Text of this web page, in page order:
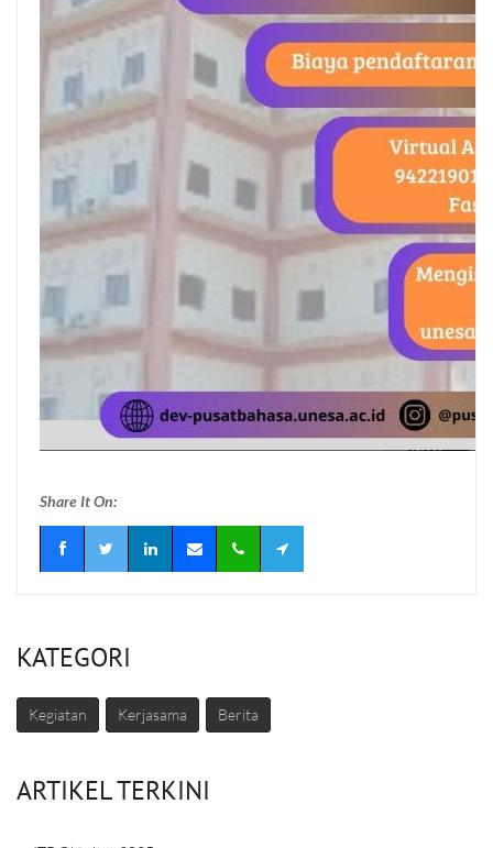
Share It On:
KATEGORI
Kegiatan Kerjasama Berita
ARTIKEL TERKINI